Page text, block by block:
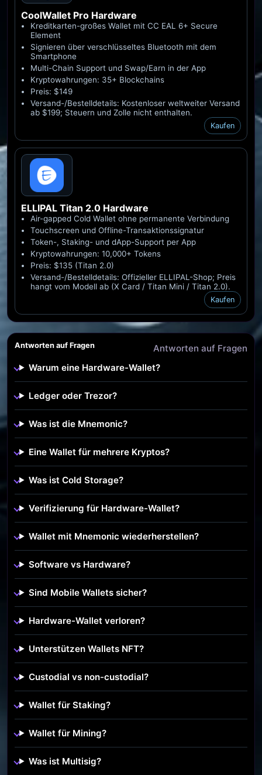
CoolWallet Pro Hardware
Kreditkarten-großes Wallet mit CC EAL 6+ Secure
Element
Signieren über verschlüsseltes Bluetooth mit dem
Smartphone
Multi-Chain Support und Swap/Earn in der App
Kryptowahrungen: 35+ Blockchains
Preis: $149
Versand-/Bestelldetails: Kostenloser weltweiter Versand
ab $199; Steuern und Zolle nicht enthalten.
Kaufen
ELLIPAL Titan 2.0 Hardware
Air-gapped Cold Wallet ohne permanente Verbindung
Touchscreen und Offline-Transaktionssignatur
Token-, Staking- und dApp-Support per App
Kryptowahrungen: 10,000+ Tokens
Preis: $135 (Titan 2.0)
Versand-/Bestelldetails: Offizieller ELLIPAL-Shop; Preis
hangt vom Modell ab (X Card / Titan Mini / Titan 2.0).
Kaufen
Antworten auf Fragen
Antworten auf Fragen
Warum eine Hardware-Wallet?
Ledger oder Trezor?
Was ist die Mnemonic?
Eine Wallet für mehrere Kryptos?
Was ist Cold Storage?
Verifizierung für Hardware-Wallet?
Wallet mit Mnemonic wiederherstellen?
Software vs Hardware?
Sind Mobile Wallets sicher?
Hardware-Wallet verloren?
Unterstützen Wallets NFT?
Custodial vs non-custodial?
Wallet für Staking?
Wallet für Mining?
Was ist Multisig?